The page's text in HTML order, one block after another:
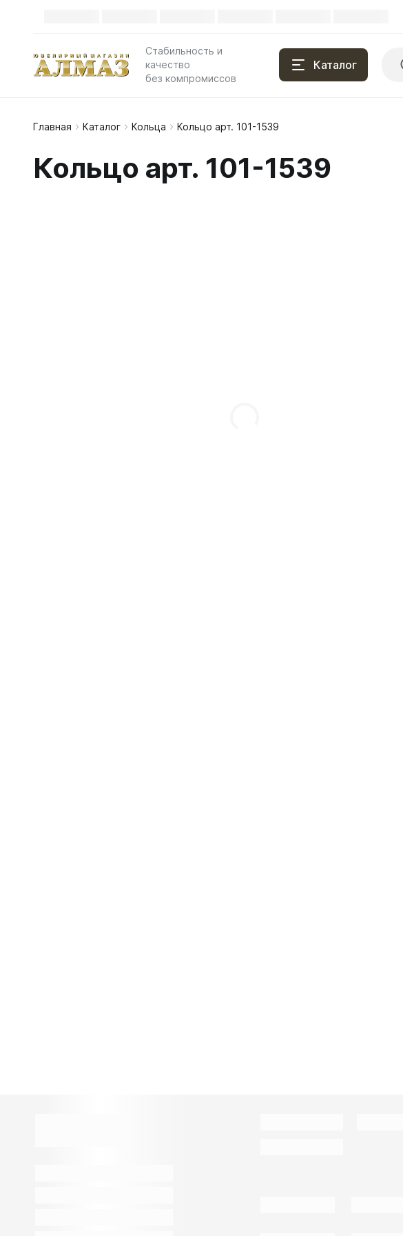
Стабильность и
качество
без компромиссов
Каталог
Главная Каталог Кольца Кольцо арт. 101-1539
Кольцо арт. 101-1539